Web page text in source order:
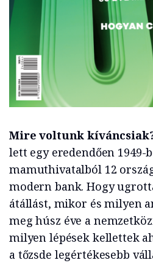
Mire voltunk
lett egy eredendően
mamuthivatalból 12
modern bank. Hogy
átállást, mikor és milyen
meg húsz éve a
milyen lépések kellettek
a tőzsde legértékesebb